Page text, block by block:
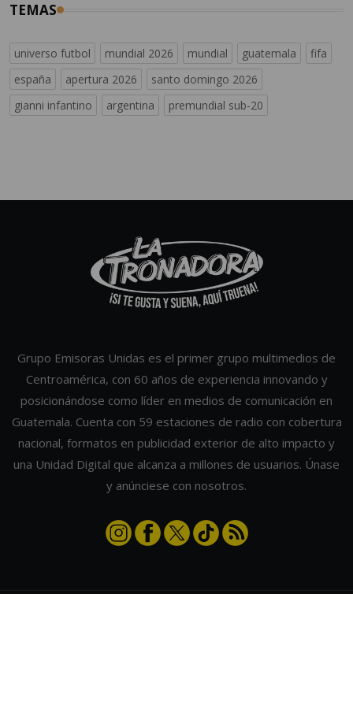
TEMAS
universo futbol mundial 2026 mundial guatemala
fifa
españa
apertura 2026
santo domingo 2026
gianni infantino
argentina premundial sub-20
Grupo Emisoras Unidas es el primer grupo multimedios de
Centroamérica, con 60 años de experiencia innovando y
posicionándose como líder en medios de comunicación en
Guatemala. Cuenta con 59 estaciones de radio con cobertura
nacional, formatos en publicidad exterior de alto impacto y
una Unidad Digital que alcanza a millones de usuarios. Únase
y anúnciese con nosotros.